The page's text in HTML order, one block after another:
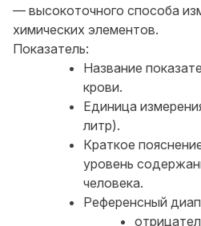
— высокоточного способа
химических элементов.
Показатель:
Название
крови.
Единица
литр).
Краткое
уровень
человека.
Референсный